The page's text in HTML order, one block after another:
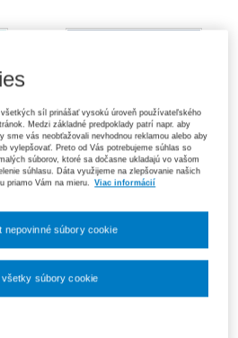
a
Nákladový controlling
síl prinášať vysokú úroveň používateľského
Medzi základné predpoklady patrí napr. aby
sme vás neobťažovali nevhodnou reklamou alebo aby
vylepšovať. Preto od Vás potrebujeme súhlas so
súborov, ktoré sa dočasne ukladajú vo vašom
súhlasu. Dáta využijeme na zlepšovanie našich
priamo Vám na mieru.
Viac informácií
nepovinné súbory cookie
všetky súbory cookie